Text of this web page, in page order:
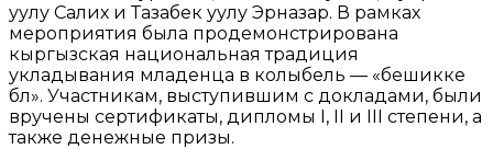
уулу Салих и Тазабек уулу Эрназар. В рамках
мероприятия была продемонстрирована
кыргызская национальная традиция
укладывания младенца в колыбель — «бешикке
бөлөө». Участникам, выступившим с докладами, были
вручены сертификаты, дипломы I, II и III степени, а
также денежные призы.